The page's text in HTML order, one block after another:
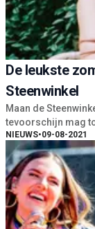
De leukste
Steenwinkel
Maan de
tevoorschijn mag
NIEUWS•09-08-2021